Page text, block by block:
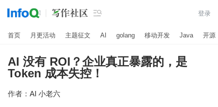
 登录
首页 月更活动 主题征文 AI golang 移动开发 Java 开源
AI 没有 ROI？企业真正暴露的，是
Token 成本失控！
作者： AI 小老六